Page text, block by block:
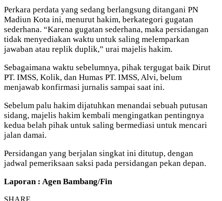
Perkara perdata yang sedang berlangsung ditangani PN
Madiun Kota ini, menurut hakim, berkategori gugatan
sederhana. “Karena gugatan sederhana, maka persidangan
tidak menyediakan waktu untuk saling melemparkan
jawaban atau replik duplik,” urai majelis hakim.
Sebagaimana waktu sebelumnya, pihak tergugat baik Dirut
PT. IMSS, Kolik, dan Humas PT. IMSS, Alvi, belum
menjawab konfirmasi jurnalis sampai saat ini.
Sebelum palu hakim dijatuhkan menandai sebuah putusan
sidang, majelis hakim kembali mengingatkan pentingnya
kedua belah pihak untuk saling bermediasi untuk mencari
jalan damai.
Persidangan yang berjalan singkat ini ditutup, dengan
jadwal pemeriksaan saksi pada persidangan pekan depan.
Laporan : Agen Bambang/Fin
SHARE